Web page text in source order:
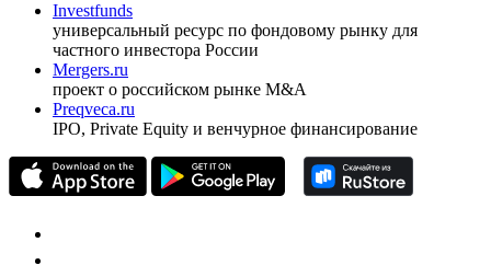
Investfunds
универсальный ресурс по фондовому рынку для
частного инвестора России
Mergers.ru
проект о российском рынке M&A
Preqveca.ru
IPO, Private Equity и венчурное финансирование